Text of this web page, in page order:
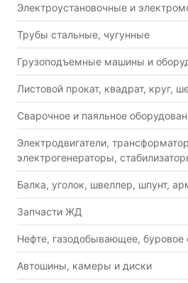
Электроустановочные и
Трубы стальные, чугунные
Грузоподъемные машины и
Листовой прокат, квадрат, круг,
Сварочное и паяльное
Электродвигатели,
электрогенераторы,
Балка, уголок, швеллер, шпунт,
Запчасти ЖД
Нефте, газодобывающее, буровое
Автошины, камеры и диски